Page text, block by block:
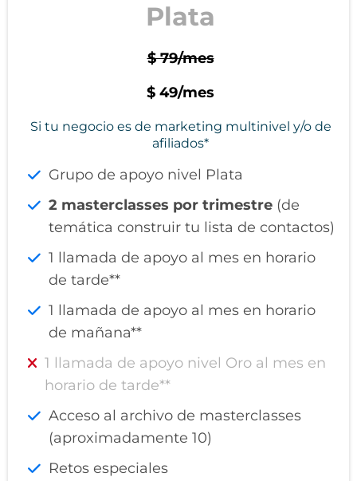
Plata
$ 79/mes
$ 49/mes
Si tu negocio es de marketing multinivel y/o de
afiliados*
Grupo de apoyo nivel Plata
2 masterclasses por trimestre (de
temática construir tu lista de contactos)
1 llamada de apoyo al mes en horario
de tarde**
1 llamada de apoyo al mes en horario
de mañana**
1 llamada de apoyo nivel Oro al mes en
horario de tarde**
Acceso al archivo de masterclasses
(aproximadamente 10)
Retos especiales